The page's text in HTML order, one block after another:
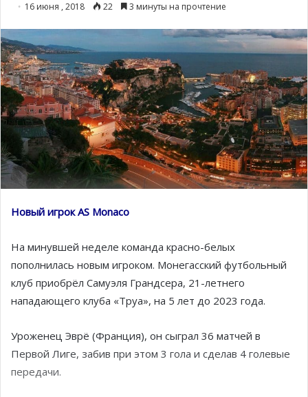
16 июня , 2018 22 3 минуты на прочтение
Новый игрок AS Monaco
На минувшей неделе команда красно-белых
пополнилась новым игроком. Монегасский футбольный
клуб приобрёл Самуэля Грандсера, 21-летнего
нападающего клуба «Труа», на 5 лет до 2023 года.
Уроженец Эврё (Франция), он сыграл 36 матчей в
Первой Лиге, забив при этом 3 гола и сделав 4 голевые
передачи.